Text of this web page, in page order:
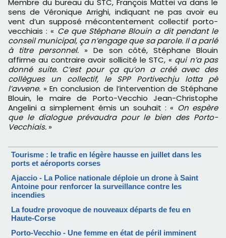
Membre du bureau du STC, François Mattei va dans le
sens de Véronique Arrighi, indiquant ne pas avoir eu
vent d’un supposé mécontentement collectif porto-
vecchiais : « Ce que Stéphane Blouin a dit pendant le
conseil municipal, ça n’engage que sa parole. Il a parlé
à titre personnel. » De son côté, Stéphane Blouin
affirme au contraire avoir sollicité le STC, « qui n’a pas
donné suite. C’est pour ça qu’on a créé avec des
collègues un collectif, le SPP Portivechju lotta pè
l’avvene. » En conclusion de l’intervention de Stéphane
Blouin, le maire de Porto-Vecchio Jean-Christophe
Angelini a simplement émis un souhait : « On espère
que le dialogue prévaudra pour le bien des Porto-
Vecchiais. »
Tourisme : le trafic en légère hausse en juillet dans les
ports et aéroports corses
Ajaccio - La Police nationale déploie un drone à Saint
Antoine pour renforcer la surveillance contre les
incendies
La foudre provoque de nouveaux départs de feu en
Haute-Corse
Porto-Vecchio - Une femme en état de péril imminent